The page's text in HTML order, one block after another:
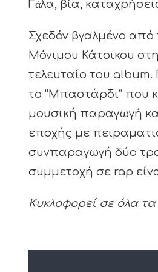
Γἀλα, βία,
Σχεδόν βγαλμένο από
Μόνιμου Κάτοικου
τελευταίο του album.
το “Μπαστάρδι” που
μουσική παραγωγή
εποχής με
συνπαραγωγή δύο
συμμετοχή σε rap
Κυκλοφορεί σε όλατα